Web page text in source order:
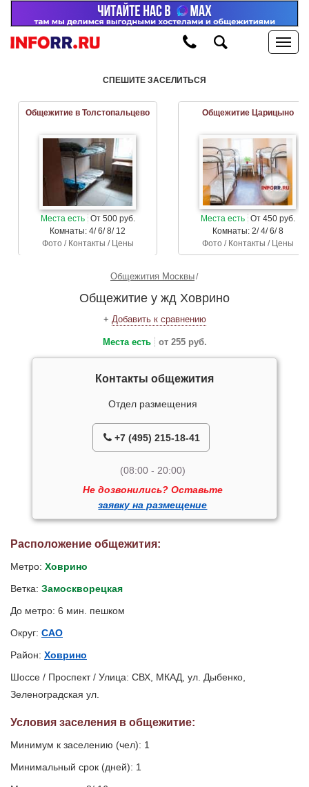
СПЕШИТЕ ЗАСЕЛИТЬСЯ
Общежитие в Толстопальцево
Места есть От 500 руб.
Комнаты: 4/ 6/ 8/ 12
Фото / Контакты / Цены
Общежитие Царицыно
Места есть От 450 руб.
Комнаты: 2/ 4/ 6/ 8
Фото / Контакты / Цены
Общежития Москвы
Общежитие у жд Ховрино
+ Добавить к сравнению
Места есть от 255 руб.
Контакты общежития
Отдел размещения
+7 (495) 215-18-41
(08:00 - 20:00)
Не дозвонились? Оставьте
заявку на размещение
Расположение общежития:
Метро: Ховрино
Ветка: Замоскворецкая
До метро: 6 мин. пешком
Округ: САО
Район: Ховрино
Шоссе / Проспект / Улица: СВХ, МКАД, ул. Дыбенко,
Зеленоградская ул.
Условия заселения в общежитие:
Минимум к заселению (чел): 1
Минимальный срок (дней): 1